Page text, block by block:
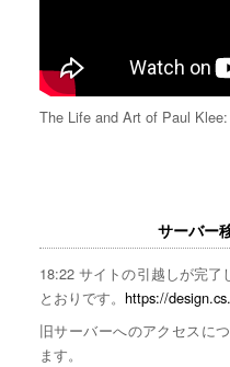
The Life and Art of Paul
サーバー
18:22 サイトの引越しが完
とおりです。 https://
旧サーバーへのアクセスに
ます。